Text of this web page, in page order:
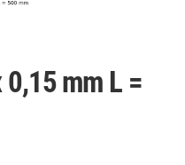
mm L =